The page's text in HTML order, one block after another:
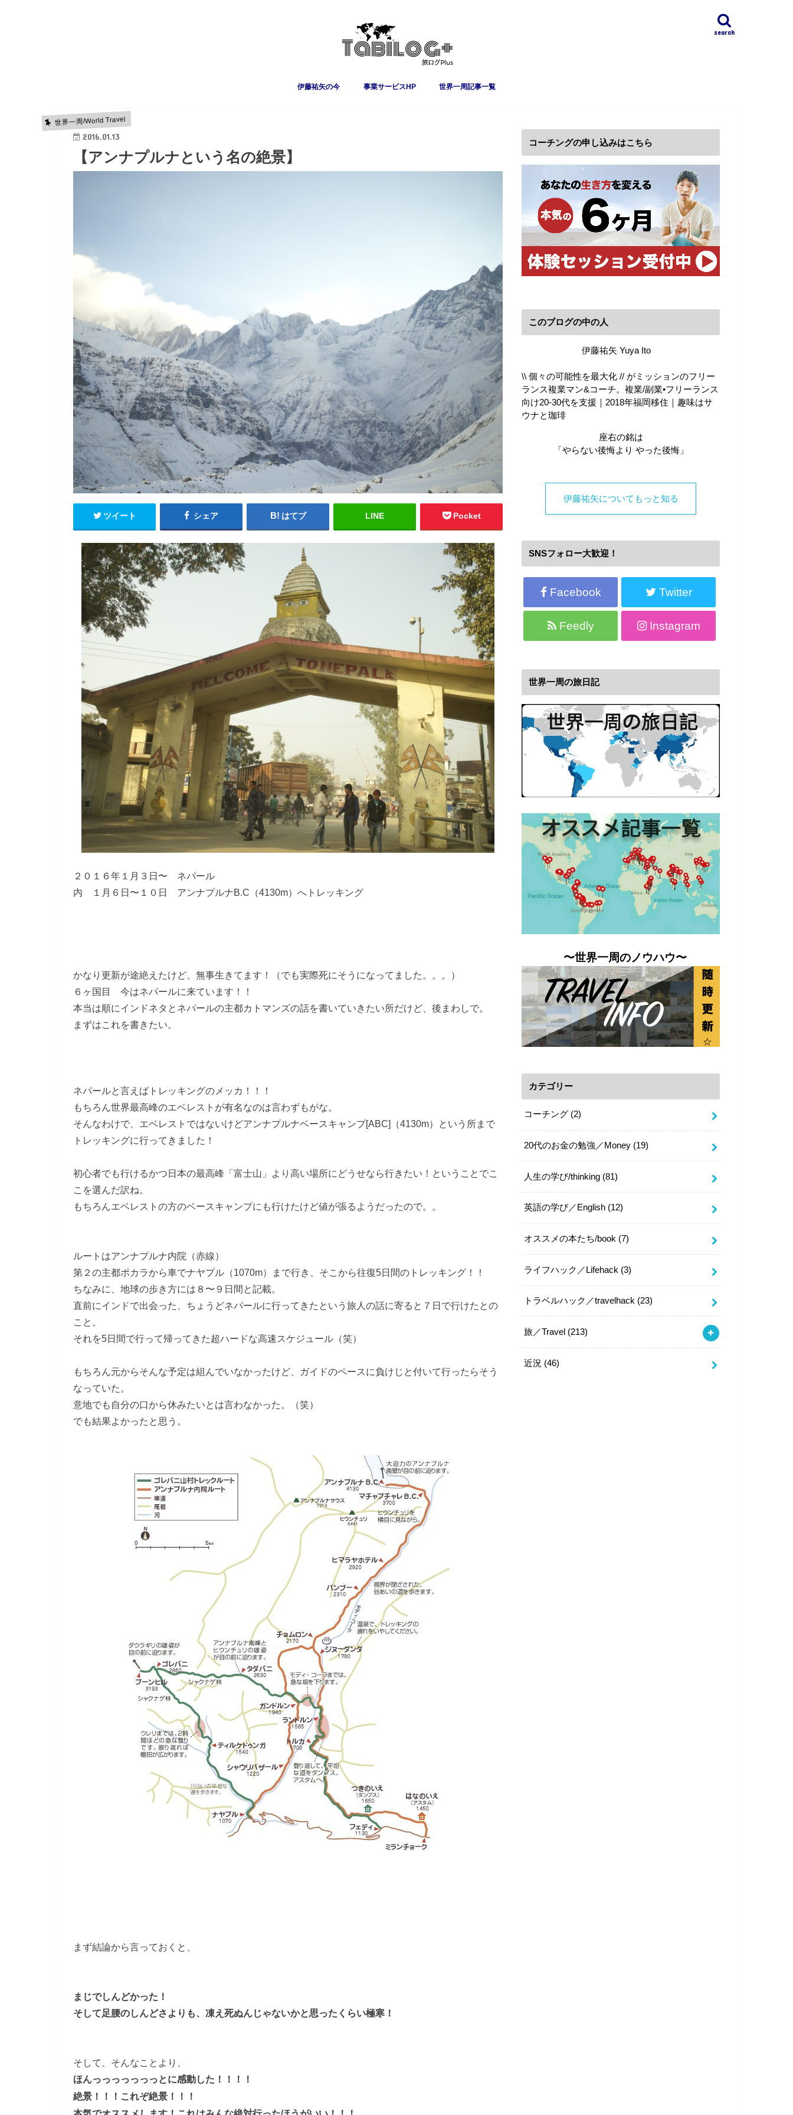
search
伊藤祐矢の今 事業サービスHP 世界一周記事一覧
世界一周/World Travel
2016.01.13
【アンナプルナという名の絶景】
ツイート シェア はてブ LINE Pocket
２０１６年１月３日〜 ネパール
内 １月６日〜１０日 アンナプルナB.C（4130m）へトレッキング
かなり更新が途絶えたけど、無事生きてます！（でも実際死にそうになってました。。。）
６ヶ国目 今はネパールに来ています！！
本当は順にインドネタとネパールの主都カトマンズの話を書いていきたい所だけど、後まわしで。
まずはこれを書きたい。
ネパールと言えばトレッキングのメッカ！！！
もちろん世界最高峰のエベレストが有名なのは言わずもがな。
そんなわけで、エベレストではないけどアンナプルナベースキャンプ[ABC]（4130m）という所まで
トレッキングに行ってきました！
初心者でも行けるかつ日本の最高峰「富士山」より高い場所にどうせなら行きたい！ということでこ
こを選んだ訳ね。
もちろんエベレストの方のベースキャンプにも行けたけど値が張るようだったので。。
ルートはアンナプルナ内院（赤線）
第２の主都ポカラから車でナヤプル（1070m）まで行き、そこから往復5日間のトレッキング！！
ちなみに、地球の歩き方には８〜９日間と記載。
直前にインドで出会った、ちょうどネパールに行ってきたという旅人の話に寄ると７日で行けたとの
こと。
それを5日間で行って帰ってきた超ハードな高速スケジュール（笑）
もちろん元からそんな予定は組んでいなかったけど、ガイドのペースに負けじと付いて行ったらそう
なっていた。
意地でも自分の口から休みたいとは言わなかった。（笑）
でも結果よかったと思う。
まず結論から言っておくと、
まじでしんどかった！
そして足腰のしんどさよりも、凍え死ぬんじゃないかと思ったくらい極寒！
そして、そんなことより、
ほんっっっっっっっとに感動した！！！！
絶景！！！これぞ絶景！！！
コーチングの申し込みはこちら
このブログの中の人
伊藤祐矢 Yuya Ito
\\ 個々の可能性を最大化 // がミッションのフリー
ランス複業マン&コーチ。複業/副業•フリーランス
向け20-30代を支援｜2018年福岡移住｜趣味はサ
ウナと珈琲
座右の銘は
「やらない後悔より やった後悔」
伊藤祐矢についてもっと知る
SNSフォロー大歓迎！
Facebook Twitter
Feedly Instagram
世界一周の旅日記
〜世界一周のノウハウ〜
カテゴリー
コーチング (2)
20代のお金の勉強／Money (19)
人生の学び/thinking (81)
英語の学び／English (12)
オススメの本たち/book (7)
ライフハック／Lifehack (3)
トラベルハック／travelhack (23)
旅／Travel (213)
近況 (46)